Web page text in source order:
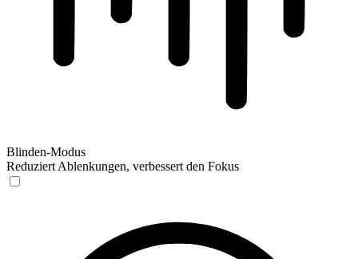
Blinden-Modus
Reduziert Ablenkungen, verbessert den Fokus